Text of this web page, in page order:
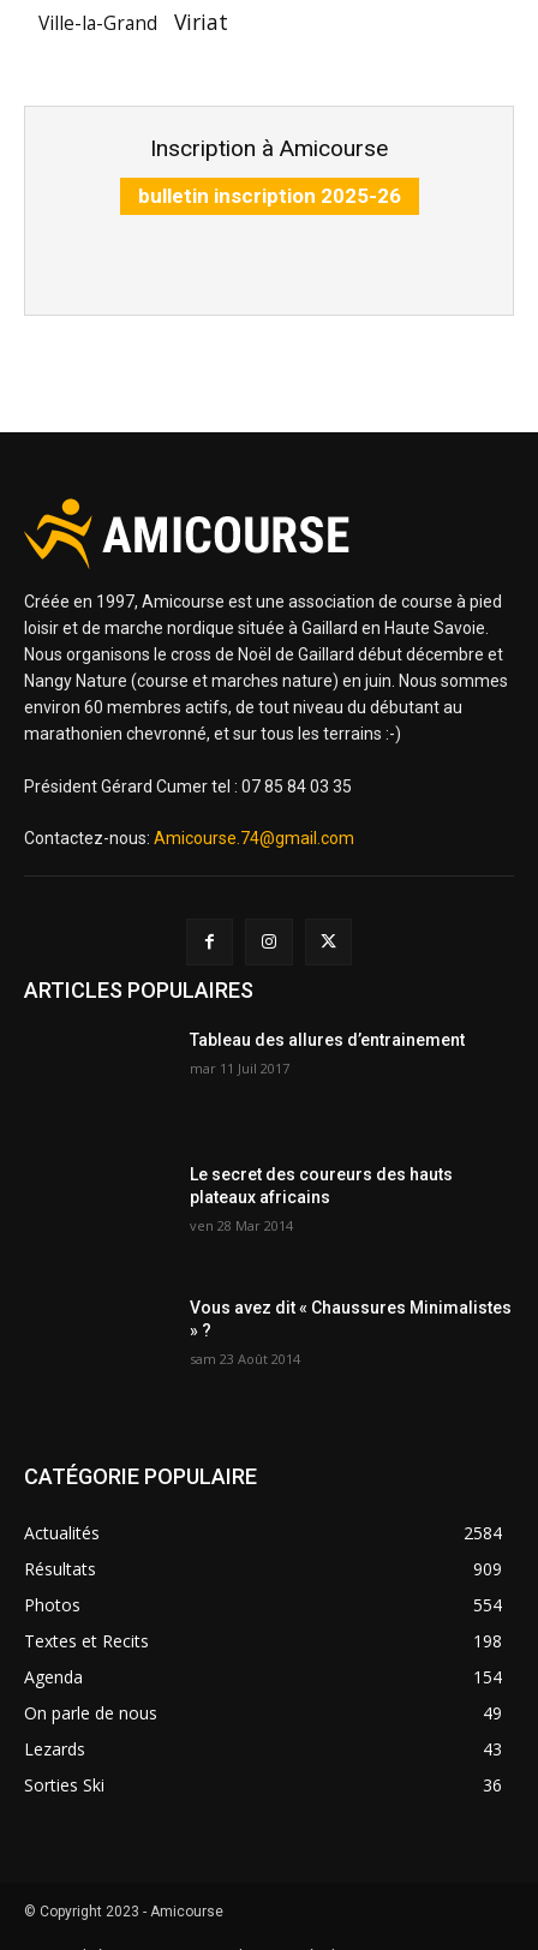
Ville-la-Grand Viriat
Inscription à Amicourse
bulletin inscription 2025-26
Créée en 1997, Amicourse est une association de course à pied
loisir et de marche nordique située à Gaillard en Haute Savoie.
Nous organisons le cross de Noël de Gaillard début décembre et
Nangy Nature (course et marches nature) en juin. Nous sommes
environ 60 membres actifs, de tout niveau du débutant au
marathonien chevronné, et sur tous les terrains :-)
Président Gérard Cumer tel : 07 85 84 03 35
Contactez-nous: Amicourse.74@gmail.com
ARTICLES POPULAIRES
Tableau des allures d’entrainement
mar 11 Juil 2017
Le secret des coureurs des hauts
plateaux africains
ven 28 Mar 2014
Vous avez dit « Chaussures Minimalistes
» ?
sam 23 Août 2014
CATÉGORIE POPULAIRE
Actualités
2584
Résultats
909
Photos
554
Textes et Recits
198
Agenda
154
On parle de nous
49
Lezards
43
Sorties Ski
36
© Copyright 2023 - Amicourse